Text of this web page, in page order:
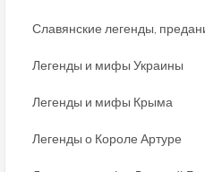
Славянские легенды,
Легенды и мифы Украины
Легенды и мифы Крыма
Легенды о Короле Артуре